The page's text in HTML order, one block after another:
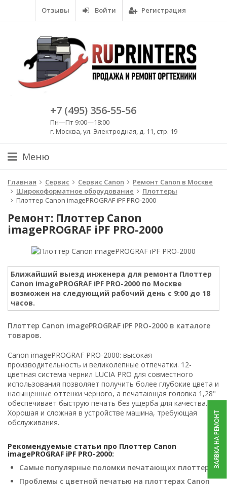
Отзывы Войти Регистрация
+7 (495) 356-55-56
Пн—Пт 9:00—18:00
г. Москва, ул. Электродная, д. 11, стр. 19
Меню
Главная Сервис Сервис Canon
Ремонт Canon в Москве
Широкоформатное оборудование
Плоттеры
Плоттер Canon imagePROGRAF iPF PRO-2000
Ремонт: Плоттер Canon
imagePROGRAF iPF PRO-2000
Ближайший выезд инженера для ремонта Плоттер
Canon imagePROGRAF iPF PRO-2000 по Москве
возможен на следующий рабочий день с 9:00 до 18
часов.
Плоттер Canon imagePROGRAF iPF PRO-2000 в каталоге
товаров.
Canon imagePROGRAF PRO-2000: высокая
производительность и великолепные отпечатки. 12-
цветная система чернил LUCIA PRO для совместного
использования позволяет получить более глубокие цвета и
насыщенные оттенки черного, а печатающая головка 1,28"
обеспечивает быструю печать без ущерба для качества.
Хорошая и сложная в устройстве машина, требующая
обслуживания.
Рекомендуемые статьи про Плоттер Canon
imagePROGRAF iPF PRO-2000:
Самые популярные поломки печатающих плоттеров
Проблемы с цветной печатью на плоттерах Canon
ЗАЯВКА НА РЕМОНТ